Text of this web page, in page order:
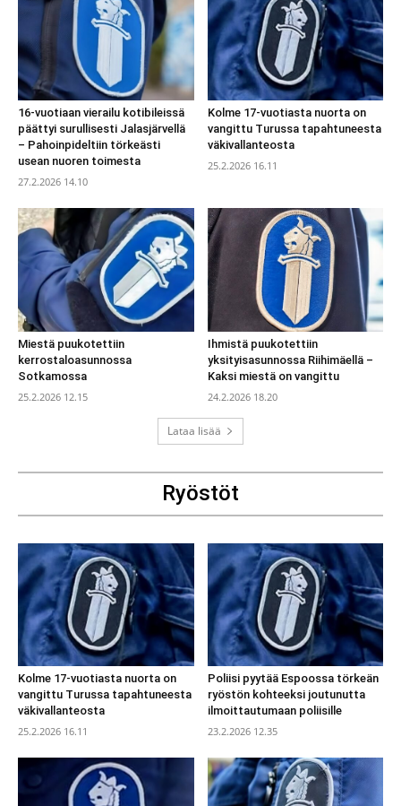
16-vuotiaan vierailu kotibileissä
päättyi surullisesti Jalasjärvellä
– Pahoinpideltiin törkeästi
usean nuoren toimesta
27.2.2026 14.10
Kolme 17-vuotiasta nuorta on
vangittu Turussa tapahtuneesta
väkivallanteosta
25.2.2026 16.11
Miestä puukotettiin
kerrostaloasunnossa
Sotkamossa
25.2.2026 12.15
Ihmistä puukotettiin
yksityisasunnossa Riihimäellä –
Kaksi miestä on vangittu
24.2.2026 18.20
Lataa lisää
Ryöstöt
Kolme 17-vuotiasta nuorta on
vangittu Turussa tapahtuneesta
väkivallanteosta
25.2.2026 16.11
Poliisi pyytää Espoossa törkeän
ryöstön kohteeksi joutunutta
ilmoittautumaan poliisille
23.2.2026 12.35